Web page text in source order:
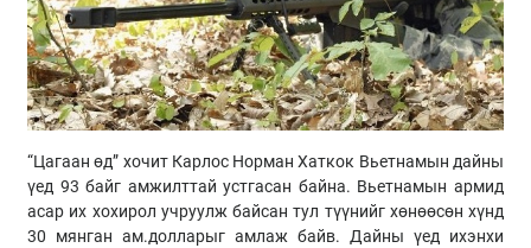
“Цагаан өд” хочит Карлос Норман Хаткок Вьетнамын дайны
үед 93 байг амжилттай устгасан байна. Вьетнамын армид
асар их хохирол учруулж байсан тул түүнийг хөнөөсөн хүнд
30 мянган ам.долларыг амлаж байв. Дайны үед ихэнхи